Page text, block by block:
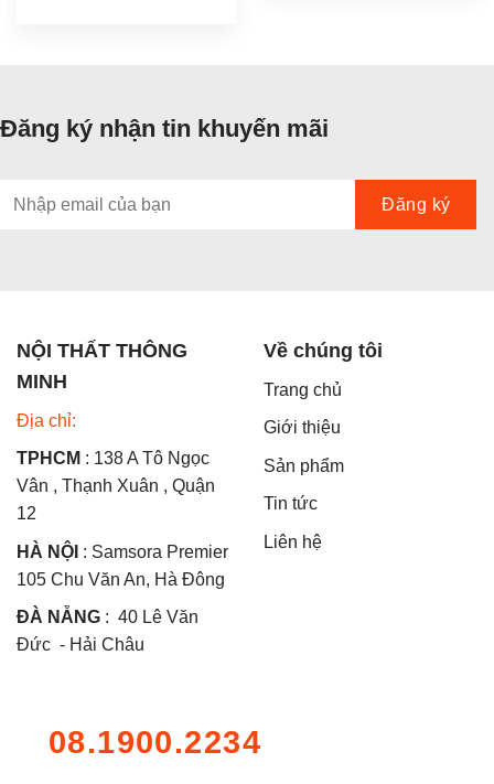
Đăng ký nhận tin khuyến mãi
NỘI THẤT THÔNG
MINH
Địa chỉ:
TPHCM : 138 A Tô Ngọc
Vân , Thạnh Xuân , Quận
12
HÀ NỘI : Samsora Premier
105 Chu Văn An, Hà Đông
ĐÀ NẴNG : 40 Lê Văn
Đức - Hải Châu
08.1900.2234
Về chúng tôi
Trang chủ
Giới thiệu
Sản phẩm
Tin tức
Liên hệ